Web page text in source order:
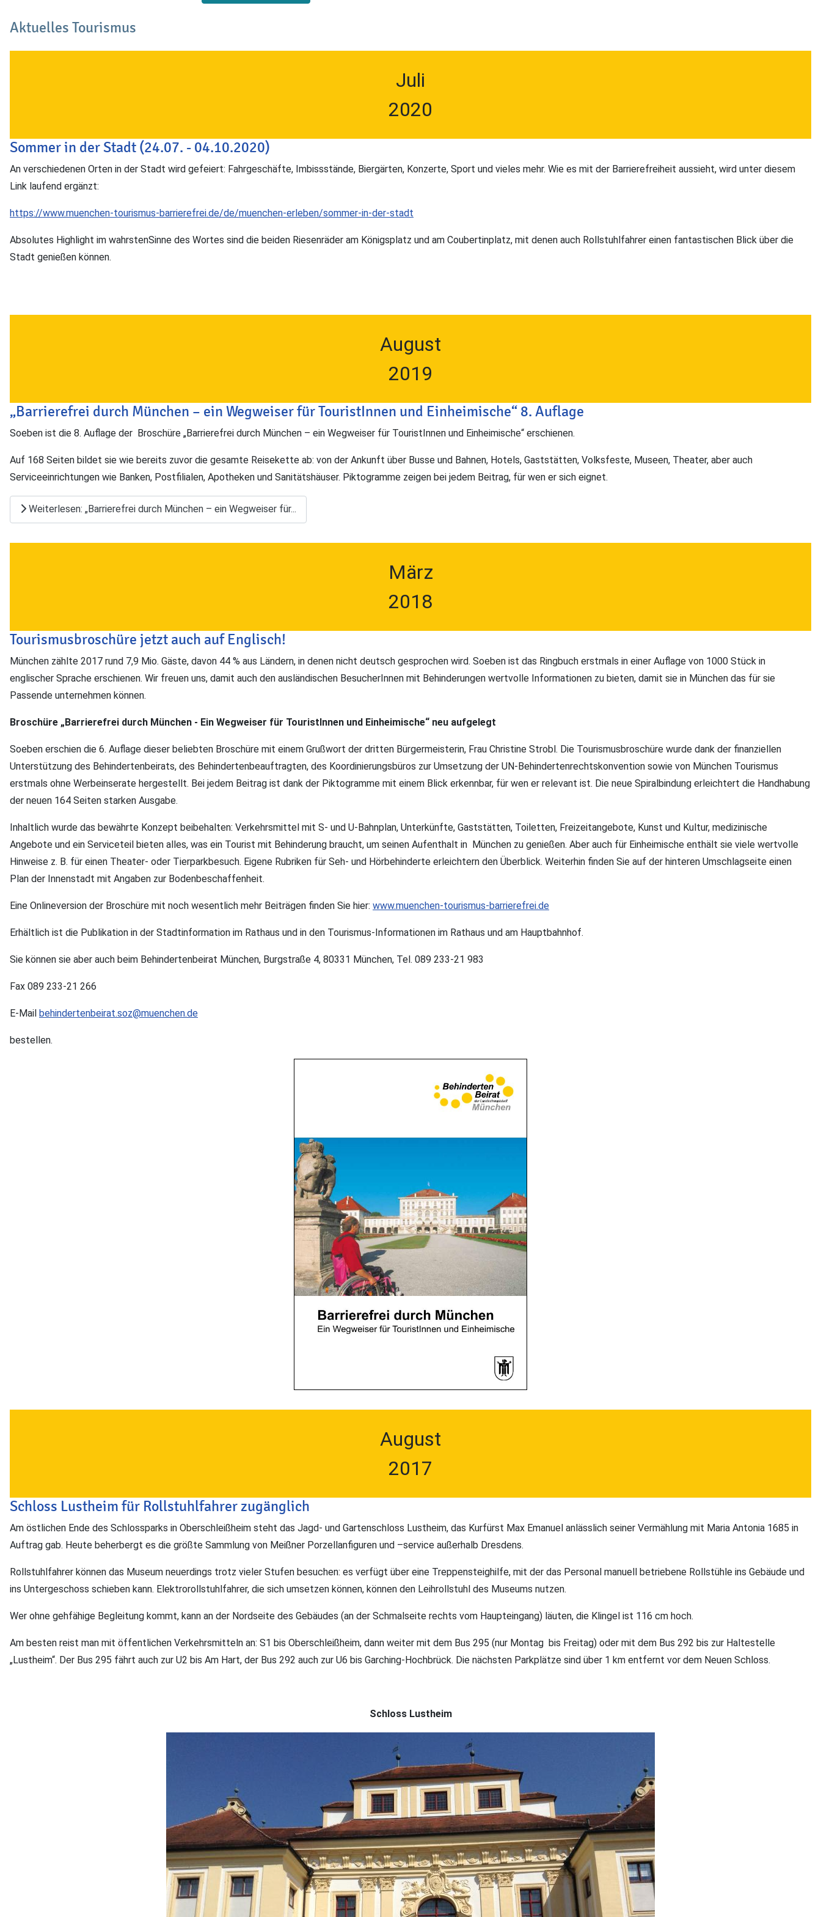
Aktuelles Tourismus
Juli
2020
Sommer in der Stadt (24.07. - 04.10.2020)
An verschiedenen Orten in der Stadt wird gefeiert: Fahrgeschäfte, Imbissstände, Biergärten, Konzerte, Sport und vieles mehr. Wie es mit der Barrierefreiheit aussieht, wird unter diesem
Link laufend ergänzt:
https://www.muenchen-tourismus-barrierefrei.de/de/muenchen-erleben/sommer-in-der-stadt
Absolutes Highlight im wahrstenSinne des Wortes sind die beiden Riesenräder am Königsplatz und am Coubertinplatz, mit denen auch Rollstuhlfahrer einen fantastischen Blick über die
Stadt genießen können.
August
2019
„Barrierefrei durch München – ein Wegweiser für TouristInnen und Einheimische“ 8. Auflage
Soeben ist die 8. Auflage der Broschüre „Barrierefrei durch München – ein Wegweiser für TouristInnen und Einheimische“ erschienen.
Auf 168 Seiten bildet sie wie bereits zuvor die gesamte Reisekette ab: von der Ankunft über Busse und Bahnen, Hotels, Gaststätten, Volksfeste, Museen, Theater, aber auch
Serviceeinrichtungen wie Banken, Postfilialen, Apotheken und Sanitätshäuser. Piktogramme zeigen bei jedem Beitrag, für wen er sich eignet.
Weiterlesen: „Barrierefrei durch München – ein Wegweiser für...
März
2018
Tourismusbroschüre jetzt auch auf Englisch!
München zählte 2017 rund 7,9 Mio. Gäste, davon 44 % aus Ländern, in denen nicht deutsch gesprochen wird. Soeben ist das Ringbuch erstmals in einer Auflage von 1000 Stück in
englischer Sprache erschienen. Wir freuen uns, damit auch den ausländischen BesucherInnen mit Behinderungen wertvolle Informationen zu bieten, damit sie in München das für sie
Passende unternehmen können.
Broschüre „Barrierefrei durch München - Ein Wegweiser für TouristInnen und Einheimische“ neu aufgelegt
Soeben erschien die 6. Auflage dieser beliebten Broschüre mit einem Grußwort der dritten Bürgermeisterin, Frau Christine Strobl. Die Tourismusbroschüre wurde dank der finanziellen
Unterstützung des Behindertenbeirats, des Behindertenbeauftragten, des Koordinierungsbüros zur Umsetzung der UN-Behindertenrechtskonvention sowie von München Tourismus
erstmals ohne Werbeinserate hergestellt. Bei jedem Beitrag ist dank der Piktogramme mit einem Blick erkennbar, für wen er relevant ist. Die neue Spiralbindung erleichtert die Handhabung
der neuen 164 Seiten starken Ausgabe.
Inhaltlich wurde das bewährte Konzept beibehalten: Verkehrsmittel mit S- und U-Bahnplan, Unterkünfte, Gaststätten, Toiletten, Freizeitangebote, Kunst und Kultur, medizinische
Angebote und ein Serviceteil bieten alles, was ein Tourist mit Behinderung braucht, um seinen Aufenthalt in München zu genießen. Aber auch für Einheimische enthält sie viele wertvolle
Hinweise z. B. für einen Theater- oder Tierparkbesuch. Eigene Rubriken für Seh- und Hörbehinderte erleichtern den Überblick. Weiterhin finden Sie auf der hinteren Umschlagseite einen
Plan der Innenstadt mit Angaben zur Bodenbeschaffenheit.
Eine Onlineversion der Broschüre mit noch wesentlich mehr Beiträgen finden Sie hier: www.muenchen-tourismus-barrierefrei.de
Erhältlich ist die Publikation in der Stadtinformation im Rathaus und in den Tourismus-Informationen im Rathaus und am Hauptbahnhof.
Sie können sie aber auch beim Behindertenbeirat München, Burgstraße 4, 80331 München, Tel. 089 233-21 983
Fax 089 233-21 266
E-Mail behindertenbeirat.soz@muenchen.de
bestellen.
August
2017
Schloss Lustheim für Rollstuhlfahrer zugänglich
Am östlichen Ende des Schlossparks in Oberschleißheim steht das Jagd- und Gartenschloss Lustheim, das Kurfürst Max Emanuel anlässlich seiner Vermählung mit Maria Antonia 1685 in
Auftrag gab. Heute beherbergt es die größte Sammlung von Meißner Porzellanfiguren und –service außerhalb Dresdens.
Rollstuhlfahrer können das Museum neuerdings trotz vieler Stufen besuchen: es verfügt über eine Treppensteighilfe, mit der das Personal manuell betriebene Rollstühle ins Gebäude und
ins Untergeschoss schieben kann. Elektrorollstuhlfahrer, die sich umsetzen können, können den Leihrollstuhl des Museums nutzen.
Wer ohne gehfähige Begleitung kommt, kann an der Nordseite des Gebäudes (an der Schmalseite rechts vom Haupteingang) läuten, die Klingel ist 116 cm hoch.
Am besten reist man mit öffentlichen Verkehrsmitteln an: S1 bis Oberschleißheim, dann weiter mit dem Bus 295 (nur Montag bis Freitag) oder mit dem Bus 292 bis zur Haltestelle
„Lustheim“. Der Bus 295 fährt auch zur U2 bis Am Hart, der Bus 292 auch zur U6 bis Garching-Hochbrück. Die nächsten Parkplätze sind über 1 km entfernt vor dem Neuen Schloss.
Schloss Lustheim